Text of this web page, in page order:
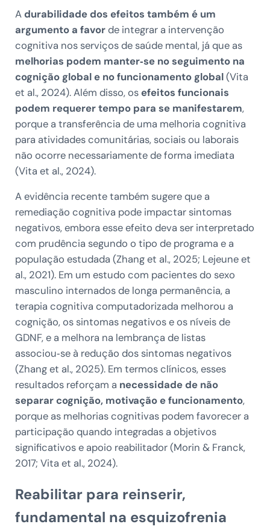
A durabilidade dos efeitos também é um
argumento a favorde integrar a intervenção
cognitiva nos serviços de saúde mental, já que as
melhorias podem manter‑se no seguimento na
cognição global e no funcionamento global(Vita
et al., 2024). Além disso, os efeitos funcionais
podem requerer tempo para se manifestarem,
porque a transferência de uma melhoria cognitiva
para atividades comunitárias, sociais ou laborais
não ocorre necessariamente de forma imediata
(Vita et al., 2024).
A evidência recente também sugere que a
remediação cognitiva pode impactar sintomas
negativos, embora esse efeito deva ser interpretado
com prudência segundo o tipo de programa e a
população estudada (Zhang et al., 2025; Lejeune et
al., 2021). Em um estudo com pacientes do sexo
masculino internados de longa permanência, a
terapia cognitiva computadorizada melhorou a
cognição, os sintomas negativos e os níveis de
GDNF, e a melhora na lembrança de listas
associou‑se à redução dos sintomas negativos
(Zhang et al., 2025). Em termos clínicos, esses
resultados reforçam a necessidade de não
separar cognição, motivação e funcionamento,
porque as melhorias cognitivas podem favorecer a
participação quando integradas a objetivos
significativos e apoio reabilitador (Morin & Franck,
2017; Vita et al., 2024).
Reabilitar para reinserir,
fundamental na esquizofrenia